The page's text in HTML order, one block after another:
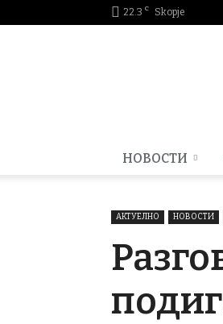
22.3 C Skopje
НОВОСТИ
АКТУЕЛНО НОВОСТИ